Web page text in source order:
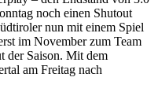
noch einen Shutout
nun mit einem Spiel
im November zum Team
der Saison. Mit dem
am Freitag nach